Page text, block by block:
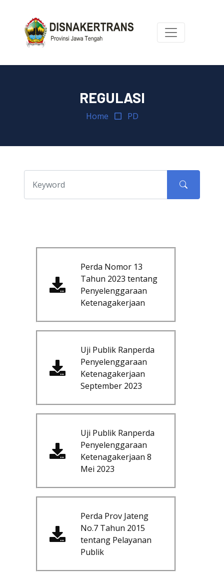
REGULASI
Home PD
Perda Nomor 13
Tahun 2023 tentang
Penyelenggaraan
Ketenagakerjaan
Uji Publik Ranperda
Penyelenggaraan
Ketenagakerjaan
September 2023
Uji Publik Ranperda
Penyelenggaraan
Ketenagakerjaan 8
Mei 2023
Perda Prov Jateng
No.7 Tahun 2015
tentang Pelayanan
Publik